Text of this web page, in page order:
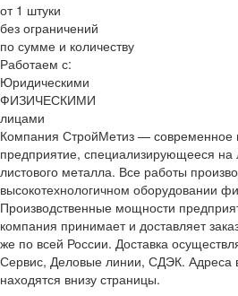
от 1 штуки
без ограничений
по сумме и количеству
Работаем с:
Юридическими
ФИЗИЧЕСКИМИ
лицами
Компания СтройМетиз —
предприятие, специализирующееся на
листового металла. Все работы
высокотехнологичном оборудовании
Производственные мощности
компания принимает и доставляет
же по всей России. Доставка
Сервис, Деловые линии, СДЭК. Адреса
находятся внизу страницы.